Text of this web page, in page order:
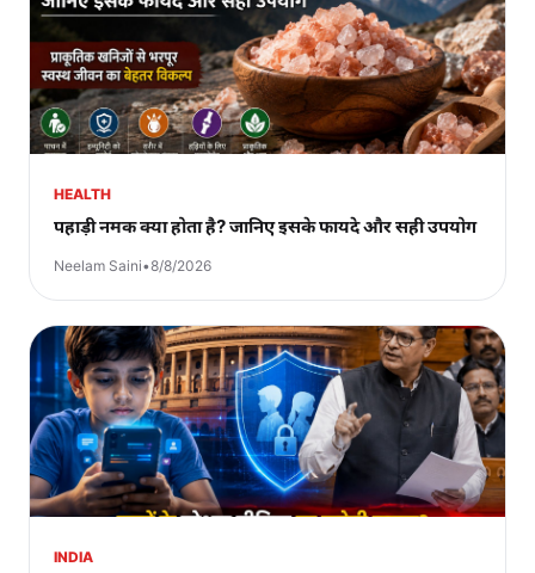
HEALTH
पहाड़ी नमक क्या होता है? जानिए इसके फायदे और सही उपयोग
Neelam Saini•8/8/2026
INDIA